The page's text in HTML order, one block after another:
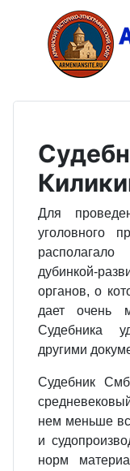
Для
уголовного
органов, о
дает очень
Судебника
другими
Судебник
нем меньше
и
норм